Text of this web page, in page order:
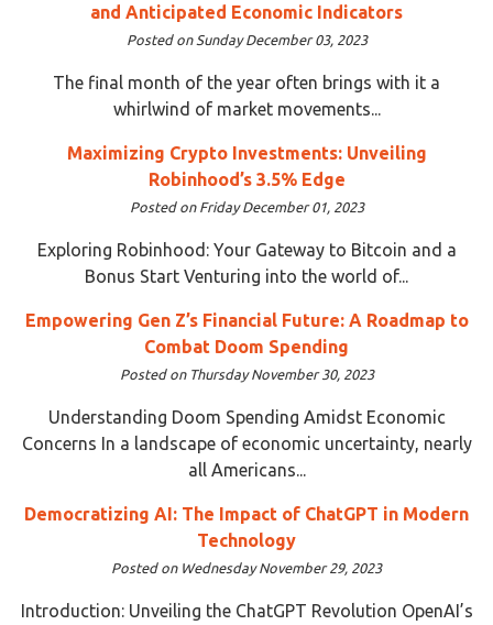
and Anticipated Economic Indicators
Posted on Sunday December 03, 2023
The final month of the year often brings with it a
whirlwind of market movements...
Maximizing Crypto Investments: Unveiling
Robinhood’s 3.5% Edge
Posted on Friday December 01, 2023
Exploring Robinhood: Your Gateway to Bitcoin and a
Bonus Start Venturing into the world of...
Empowering Gen Z’s Financial Future: A Roadmap to
Combat Doom Spending
Posted on Thursday November 30, 2023
Understanding Doom Spending Amidst Economic
Concerns In a landscape of economic uncertainty, nearly
all Americans...
Democratizing AI: The Impact of ChatGPT in Modern
Technology
Posted on Wednesday November 29, 2023
Introduction: Unveiling the ChatGPT Revolution OpenAI’s